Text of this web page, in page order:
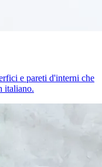
e pareti d'interni che
italiano.